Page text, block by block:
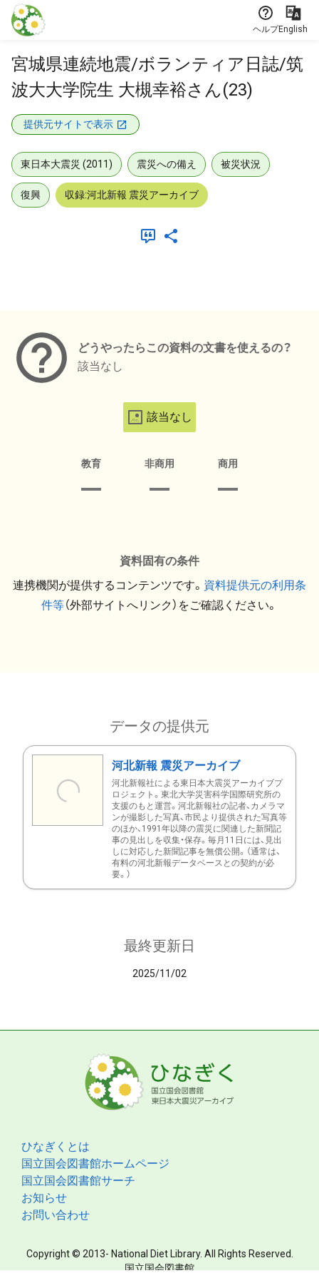
本文に飛ぶ
ヘルプEnglish
宮城県連続地震/ボランティア日誌/筑
波大大学院生 大槻幸裕さん(23)
提供元サイトで表示
東日本大震災 (2011) 震災への備え 被災状況
復興 収録:河北新報 震災アーカイブ
どうやったらこの資料の文書を使えるの？
該当なし
該当なし
教育 非商用 商用
資料固有の条件
連携機関が提供するコンテンツです。 資料提供元の利用条
件等（外部サイトへリンク）をご確認ください。
データの提供元
河北新報 震災アーカイブ
河北新報社による東日本大震災アーカイブプ
ロジェクト。東北大学災害科学国際研究所の
支援のもと運営。河北新報社の記者、カメラマ
ンが撮影した写真、市民より提供された写真等
のほか、1991年以降の震災に関連した新聞記
事の見出しを収集・保存。毎月11日には、見出
しに対応した新聞記事を無償公開。（通常は、
有料の河北新報データベースとの契約が必
要。）
最終更新日
2025/11/02
ひなぎくとは
国立国会図書館ホームページ
国立国会図書館サーチ
お知らせ
お問い合わせ
Copyright © 2013- National Diet Library. All Rights Reserved.